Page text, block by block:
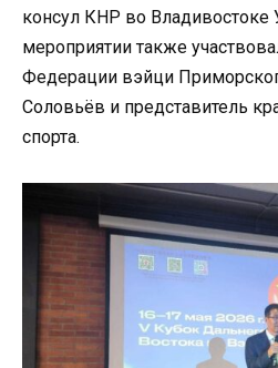
консул КНР во
мероприятии также
Федерации вэйци
Соловьёв и представитель
спорта.